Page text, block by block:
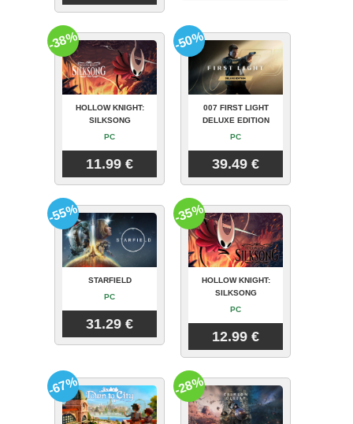
HOLLOW KNIGHT:
SILKSONG
PC
11.99 €
-38%
007 FIRST LIGHT
DELUXE EDITION
PC
39.49 €
-50%
STARFIELD
PC
31.29 €
-55%
HOLLOW KNIGHT:
SILKSONG
PC
12.99 €
-35%
-67% -28%